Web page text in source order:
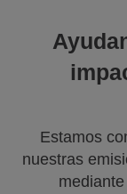
Estamos
nuestras